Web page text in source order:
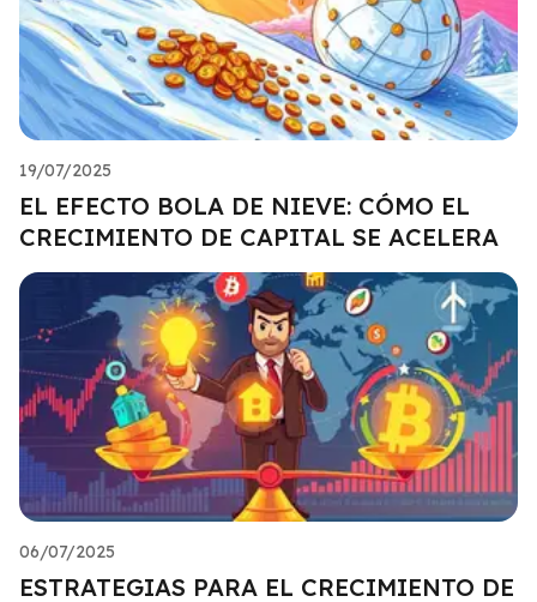
19/07/2025
EL EFECTO BOLA DE NIEVE: CÓMO EL
CRECIMIENTO DE CAPITAL SE ACELERA
06/07/2025
ESTRATEGIAS PARA EL CRECIMIENTO DE